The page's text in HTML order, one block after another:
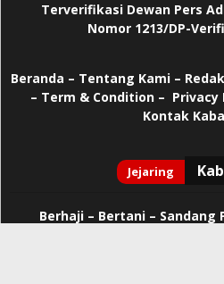
Terverifikasi Dewan Pers
Nomor 1213/DP-
Beranda – Tentang Kami –
– Term & Condition – Privacy
Kontak
Berhaji– Bertani – Sandang